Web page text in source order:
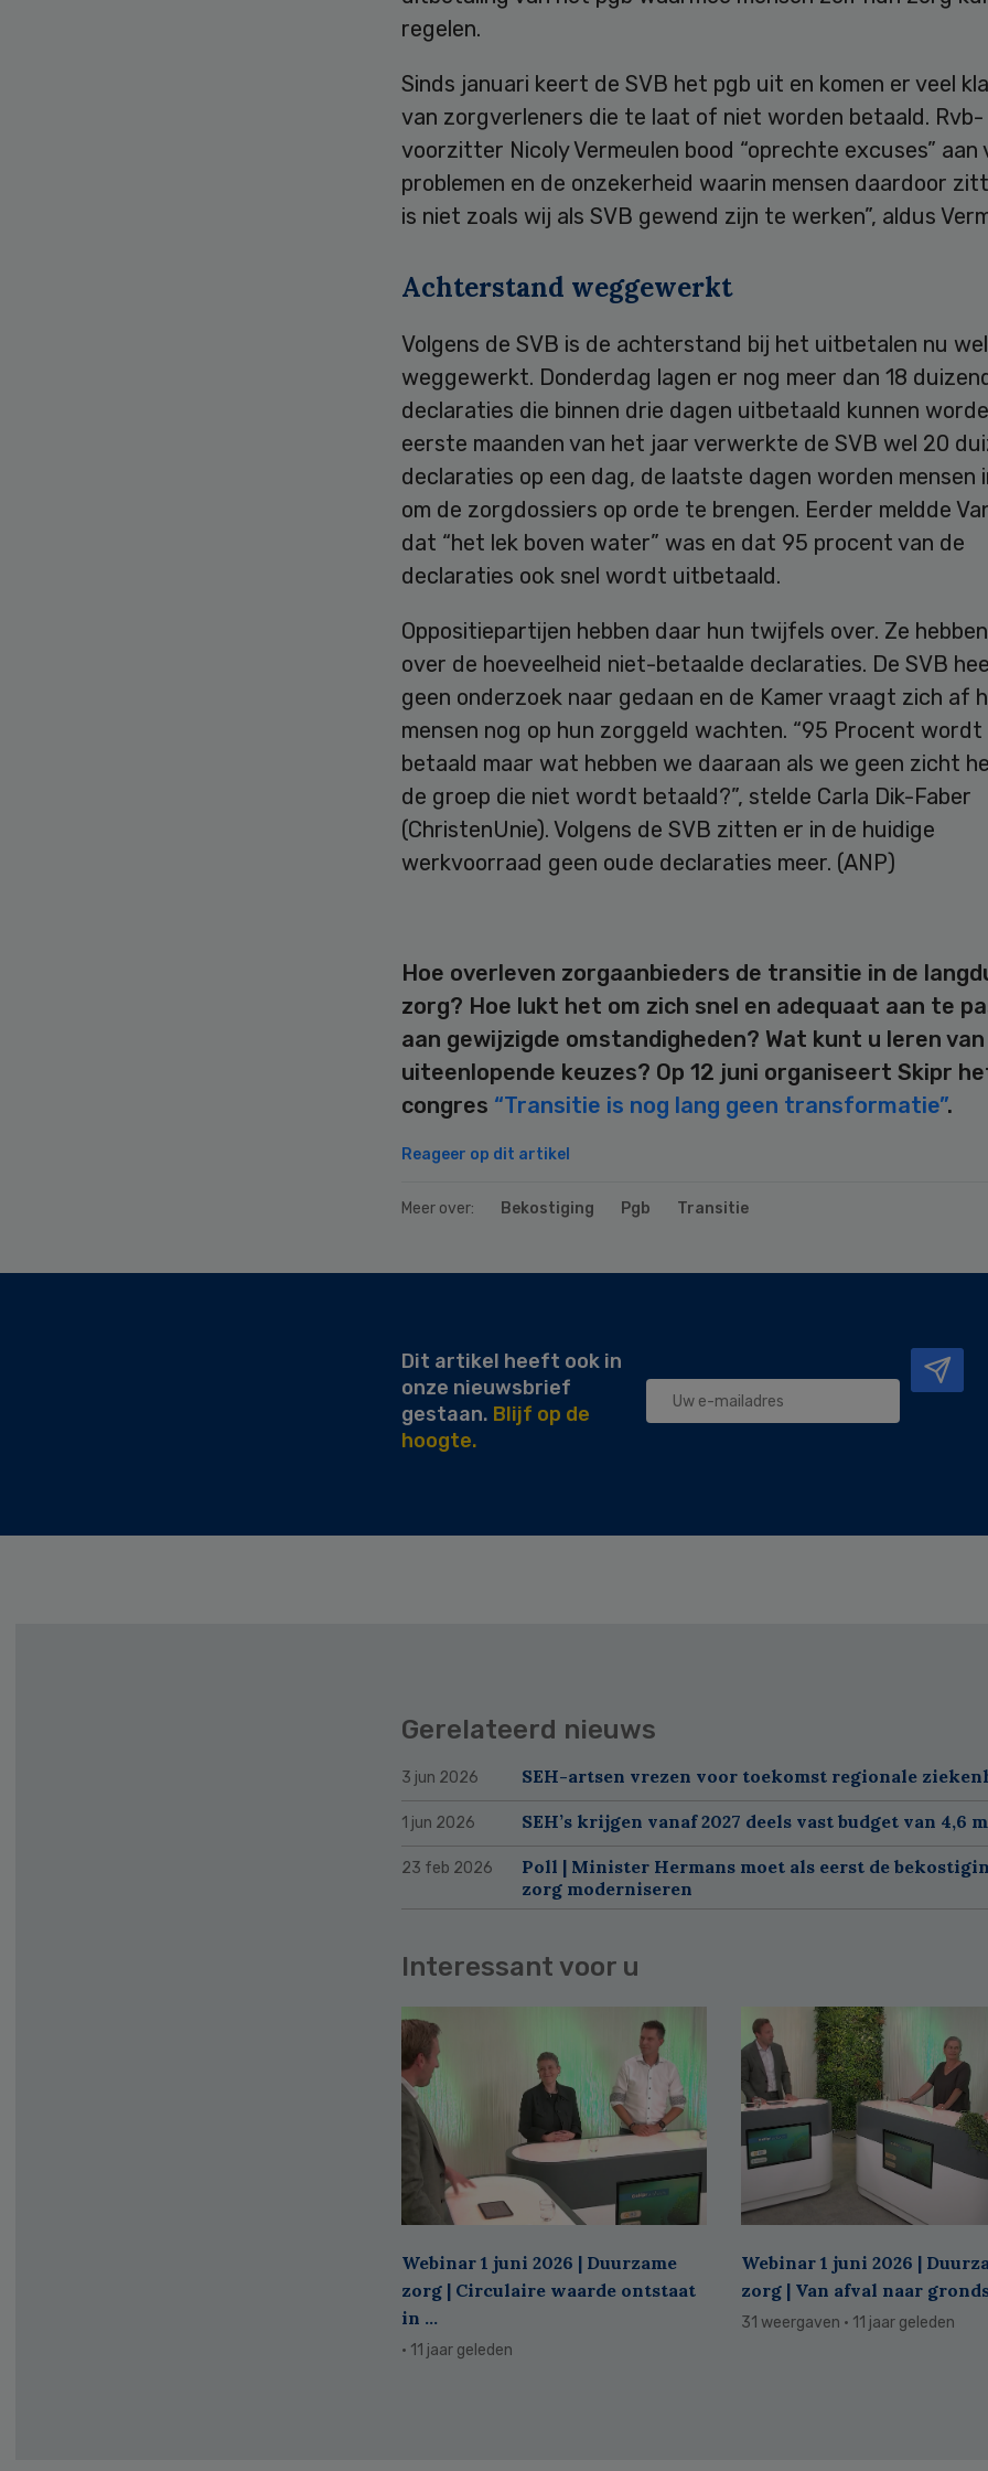
regelen.
Sinds januari keert de SVB het pgb uit en komen er veel
van zorgverleners die te laat of niet worden betaald. Rvb-
voorzitter Nicoly Vermeulen bood “oprechte excuses” aan
problemen en de onzekerheid waarin mensen daardoor
is niet zoals wij als SVB gewend zijn te werken”, aldus
Achterstand weggewerkt
Volgens de SVB is de achterstand bij het uitbetalen nu wel
weggewerkt. Donderdag lagen er nog meer dan 18
declaraties die binnen drie dagen uitbetaald kunnen
eerste maanden van het jaar verwerkte de SVB wel 20
declaraties op een dag, de laatste dagen worden mensen
om de zorgdossiers op orde te brengen. Eerder meldde
dat “het lek boven water” was en dat 95 procent van de
declaraties ook snel wordt uitbetaald.
Oppositiepartijen hebben daar hun twijfels over. Ze
over de hoeveelheid niet-betaalde declaraties. De SVB
geen onderzoek naar gedaan en de Kamer vraagt zich af
mensen nog op hun zorggeld wachten. “95 Procent wordt
betaald maar wat hebben we daaraan als we geen zicht
de groep die niet wordt betaald?”, stelde Carla Dik-Faber
(ChristenUnie). Volgens de SVB zitten er in de huidige
werkvoorraad geen oude declaraties meer. (ANP)
Hoe overleven zorgaanbieders de transitie in de
zorg? Hoe lukt het om zich snel en adequaat aan te
aan gewijzigde omstandigheden? Wat kunt u leren van
uiteenlopende keuzes? Op 12 juni organiseert Skipr
congres “Transitie is nog lang geen transformatie”.
Reageer op dit artikel
Meer over: Bekostiging Pgb Transitie
Dit artikel heeft ook in
onze nieuwsbrief
gestaan. Blijf op de
hoogte.
Gerelateerd nieuws
3 jun 2026 SEH-artsen vrezen voor toekomst regionale
1 jun 2026 SEH’s krijgen vanaf 2027 deels vast budget van 4,6
23 feb 2026
Poll | Minister Hermans moet als eerst de
zorg moderniseren
Interessant voor u
Webinar 1 juni 2026 | Duurzame
zorg | Circulaire waarde ontstaat
in ...
· 11 jaar geleden
Webinar 1 juni 2026 |
zorg | Van afval naar
31 weergaven · 11 jaar geleden